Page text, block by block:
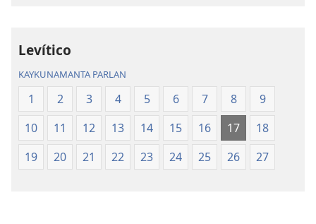
Levítico
KAYKUNAMANTA PARLAN
1 2 3 4 5 6 7 8
9
10
11 12 13 14 15 16 17
18
19
20 21 22 23 24 25 26 27